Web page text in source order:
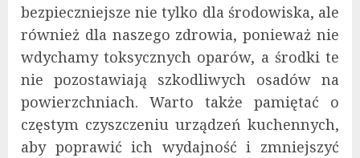
bezpieczniejsze nie tylko dla środowiska, ale
również dla naszego zdrowia, ponieważ nie
wdychamy toksycznych oparów, a środki te
nie pozostawiają szkodliwych osadów na
powierzchniach. Warto także pamiętać o
częstym czyszczeniu urządzeń kuchennych,
aby poprawić ich wydajność i zmniejszyć